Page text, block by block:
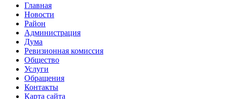
Главная
Новости
Район
Администрация
Дума
Ревизионная комиссия
Общество
Услуги
Обращения
Контакты
Карта сайта